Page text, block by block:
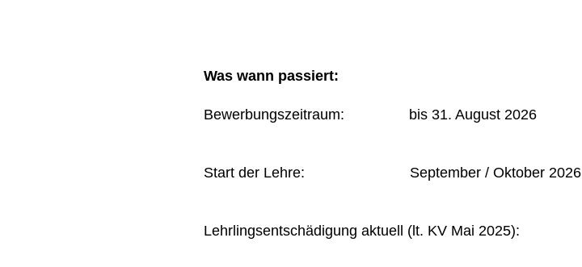
Was wann passiert:
Bewerbungszeitraum: bis 31. August 2026
Start der Lehre: September / Oktober 2026
Lehrlingsentschädigung aktuell (lt. KV Mai 2025):